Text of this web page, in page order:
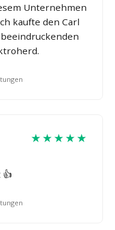
Unternehmen
kaufte den Carl
★★★★★